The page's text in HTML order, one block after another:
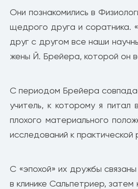
Они познакомились в
щедрого друга и соратника.
друг с другом все наши
жены Й. Брейера, которой он
С периодом Брейера
учитель, к которому я питал
плохого материального
исследований к
С «эпохой» их дружбы
в клинике Сальпетриер,